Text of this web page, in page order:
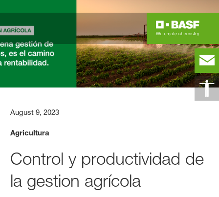
August 9, 2023
Agricultura
Control y productividad de
la gestion agrícola